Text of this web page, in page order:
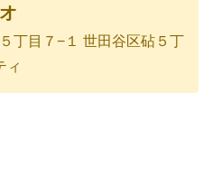
丁目７−１ 世田谷区砧５丁
ィ